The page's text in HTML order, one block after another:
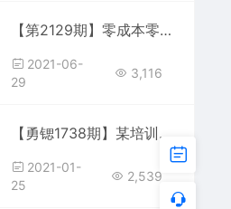
【第2129期】零成本零门槛新手也能做的看视频赚美金项目，轻松月赚5W+【视频教程】
2021-06-
29
3,116
【勇锶1738期】某培训第26期网赚项目分享会（6个项目）
2021-01-
25
2,539